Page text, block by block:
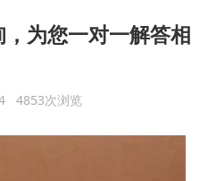
为您一对一解答相
4853次浏览